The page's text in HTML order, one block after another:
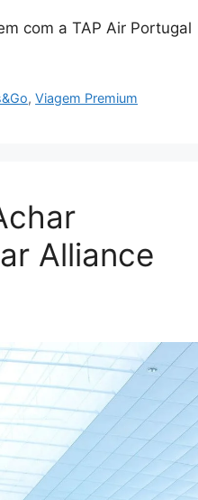
com a TAP Air Portugal
,Viagem Premium
Alliance